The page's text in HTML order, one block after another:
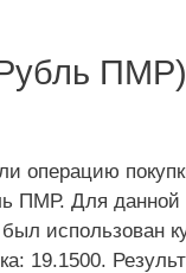
операцию
ПМР. Для данной
использован
19.1500.